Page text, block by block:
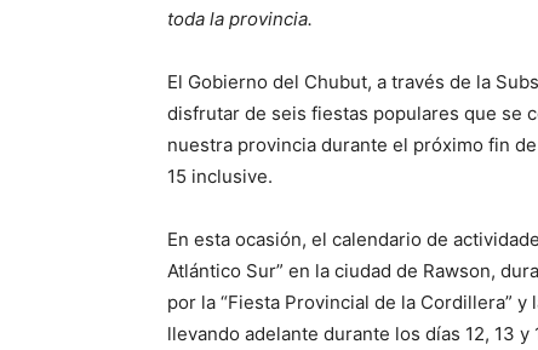
toda la provincia.
El Gobierno del Chubut, a través de la
disfrutar de seis fiestas populares que se
nuestra provincia durante el próximo fin
15 inclusive.
En esta ocasión, el calendario de
Atlántico Sur” en la ciudad de Rawson,
por la “Fiesta Provincial de la Cordillera” y
llevando adelante durante los días 12, 13